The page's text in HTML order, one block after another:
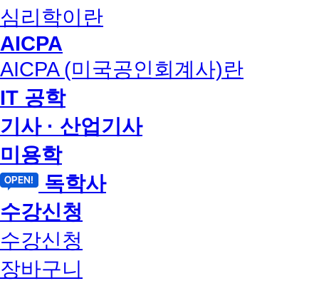
심리학이란
AICPA
AICPA (미국공인회계사)란
IT 공학
기사 · 산업기사
미용학
독학사
수강신청
수강신청
장바구니